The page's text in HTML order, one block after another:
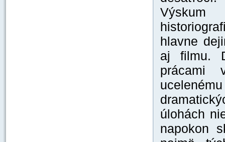
hlavne
aj filmu.
prácami
úlohách
napokon